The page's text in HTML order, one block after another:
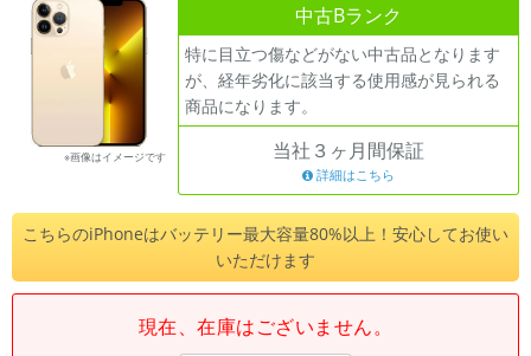
※画像はイメージです
中古Bランク
特に目立つ傷などがない中古品となります
が、経年劣化に該当する使用感が見られる
商品になります。
当社３ヶ月間保証
詳細はこちら
こちらのiPhoneはバッテリー最大容量80%以上！安心してお使い
いただけます
現在、在庫はございません。
フリーワード
人気の検索ワード：Let's note
「スマートフォン」「タブレット」など
シリーズ
「iPhone」「Xperia」「Galaxy」など